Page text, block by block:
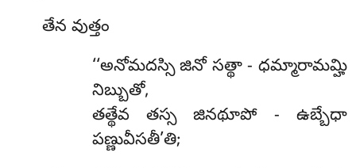
తేన వుత్తం
‘‘అనోమదస్సి జినో సత్థా - ధమ్మారామమ్హి
నిబ్బుతో,
తత్థేవ తస్స జినథూపో - ఉబ్బేధా
పణ్ణువీసతీ’తి;